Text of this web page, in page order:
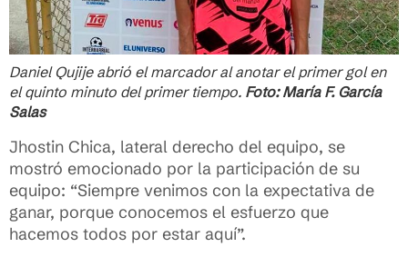
Daniel Qujije abrió el marcador al anotar el primer gol en
el quinto minuto del primer tiempo. Foto: María F. García
Salas
Jhostin Chica, lateral derecho del equipo, se
mostró emocionado por la participación de su
equipo: “Siempre venimos con la expectativa de
ganar, porque conocemos el esfuerzo que
hacemos todos por estar aquí”.